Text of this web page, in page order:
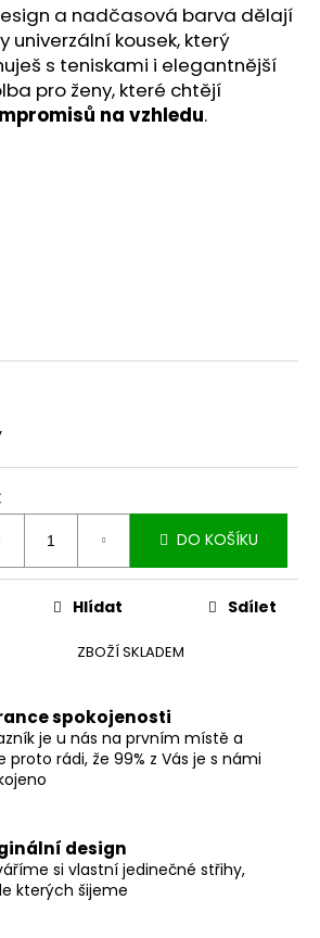
a nadčasová barva dělají
univerzální kousek, který
s teniskami i elegantnější
pro ženy, které chtějí
na vzhledu.
DO KOŠÍKU
ZBOŽÍ SKLADEM
Hlídat Sdílet
spokojenosti
je u nás na prvním místě a
proto rádi, že 99% z Vás je s námi
design
si vlastní jedinečné střihy,
kterých šijeme